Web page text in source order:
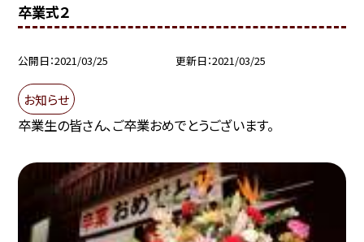
卒業式２
公開日 2021/03/25 更新日 2021/03/25
お知らせ
卒業生の皆さん、ご卒業おめでとうございます。